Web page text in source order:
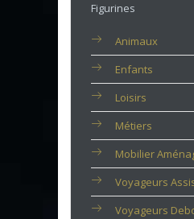
Figurines
Animaux
Enfants
Loisirs
Métiers
Mobilier
Voyageurs
Voyageurs